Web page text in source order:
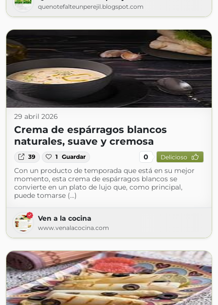
quenotefalteunperejil.blogspot.com
29 abril 2026
Crema de espárragos blancos
naturales, suave y cremosa
39 1 Guardar 0 Delicioso
Con un producto de temporada que está en su mejor
momento, esta crema de espárragos blancos se
convierte en un plato de lujo que, como principal,
puede tomarse (...)
Ven a la cocina
www.venalacocina.com